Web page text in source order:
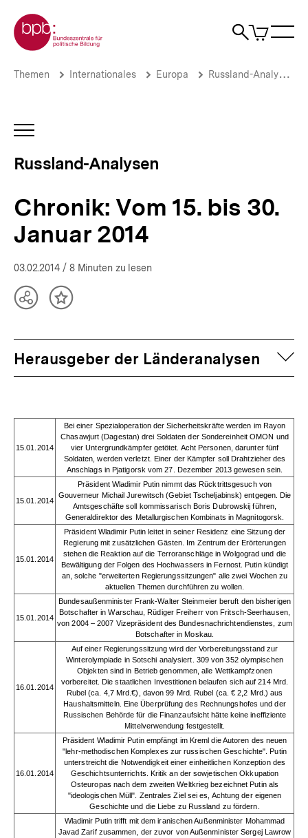
zum
Seiteninhalt
springen
Zur Startseite der bpb
Suche
Artikel
im
Chronik:
30.
Januar
bpb.de
Brotkrümelnavigation
Pfadnavigation
Themen Internationales Europa Russland-Analysen
INHALTSNAVIGATION
Russland-Analysen
Chronik: Vom 15. bis 30.
Januar 2014
03.02.2014 / 8 Minuten zu lesen
TeilenInhalt
Herausgeber der Länderanalysen
15.01.2014
Bei einer Spezialoperation der Sicherheitskräfte werden im Rayon
Chasawjurt (Dagestan) drei Soldaten der Sondereinheit OMON und
vier Untergrundkämpfer getötet. Acht Personen, darunter fünf
Soldaten, werden verletzt. Einer der Kämpfer soll Drahtzieher des
Anschlags in Pjatigorsk vom 27. Dezember 2013 gewesen sein.
15.01.2014
Präsident Wladimir Putin nimmt das Rücktrittsgesuch von
Gouverneur Michail Jurewitsch (Gebiet Tscheljabinsk) entgegen. Die
Amtsgeschäfte soll kommissarisch Boris Dubrowskij führen,
Generaldirektor des Metallurgischen Kombinats in Magnitogorsk.
15.01.2014
Präsident Wladimir Putin leitet in seiner Residenz eine Sitzung der
Regierung mit zusätzlichen Gästen. Im Zentrum der Erörterungen
stehen die Reaktion auf die Terroranschläge in Wolgograd und die
Bewältigung der Folgen des Hochwassers in Fernost. Putin kündigt
an, solche "erweiterten Regierungssitzungen" alle zwei Wochen zu
aktuellen Themen durchführen zu wollen.
15.01.2014
Bundesaußenminister Frank-Walter Steinmeier beruft den bisherigen
Botschafter in Warschau, Rüdiger Freiherr von Fritsch-Seerhausen,
von 2004 – 2007 Vizepräsident des Bundesnachrichtendienstes, zum
Botschafter in Moskau.
16.01.2014
Auf einer Regierungssitzung wird der Vorbereitungsstand zur
Winterolympiade in Sotschi analysiert. 309 von 352 olympischen
Objekten sind in Betrieb genommen, alle Wettkampfzonen
vorbereitet. Die staatlichen Investitionen belaufen sich auf 214 Mrd.
Rubel (ca. 4,7 Mrd.€), davon 99 Mrd. Rubel (ca. € 2,2 Mrd.) aus
Haushaltsmitteln. Eine Überprüfung des Rechnungshofes und der
Russischen Behörde für die Finanzaufsicht hätte keine ineffiziente
Mittelverwendung festgestellt.
16.01.2014
Präsident Wladimir Putin empfängt im Kreml die Autoren des neuen
"lehr-methodischen Komplexes zur russischen Geschichte". Putin
unterstreicht die Notwendigkeit einer einheitlichen Konzeption des
Geschichtsunterrichts. Kritik an der sowjetischen Okkupation
Osteuropas nach dem zweiten Weltkrieg bezeichnet Putin als
"ideologischen Müll". Zentrales Ziel sei es, Achtung der eigenen
Geschichte und die Liebe zu Russland zu fördern.
Wladimir Putin trifft mit dem iranischen Außenminister Mohammad
Javad Zarif zusammen, der zuvor von Außenminister Sergej Lawrow